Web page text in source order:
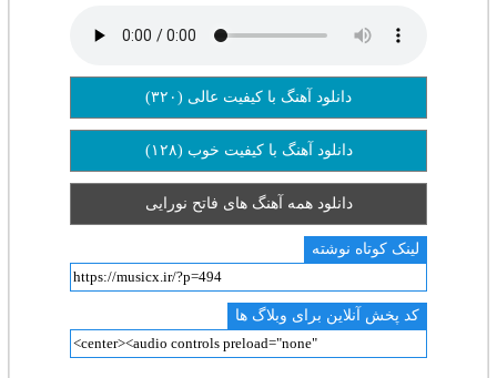
دانلود آهنگ با کیفیت عالی (۳۲۰)
دانلود آهنگ با کیفیت خوب (۱۲۸)
دانلود همه آهنگ های فاتح نورایی
لینک کوتاه نوشته
کد پخش آنلاین برای وبلاگ ها